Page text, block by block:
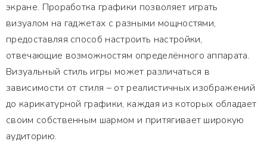
экране. Проработка графики позволяет играть
визуалом на гаджетах с разными мощностями,
предоставляя способ настроить настройки,
отвечающие возможностям определённого аппарата.
Визуальный стиль игры может различаться в
зависимости от стиля – от реалистичных изображений
до карикатурной графики, каждая из которых обладает
своим собственным шармом и притягивает широкую
аудиторию.